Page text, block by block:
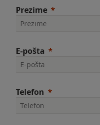
Prezime
E-pošta
Telefon